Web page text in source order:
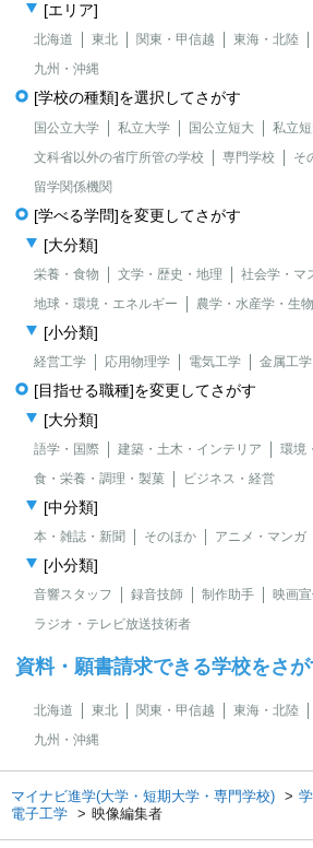
[エリア]
北海道 東北 関東・甲信越 東海・北陸
九州・沖縄
[学校の種類]を選択してさがす
国公立大学 私立大学 国公立短大 私立
文科省以外の省庁所管の学校
専門学校
そ
留学関係機関
[学べる学問]を変更してさがす
[大分類]
栄養・食物 文学・歴史・地理
社会学・マ
地球・環境・エネルギー
農学・水産学・生物
[小分類]
経営工学 応用物理学 電気工学 金属工学
[目指せる職種]を変更してさがす
[大分類]
語学・国際 建築・土木・インテリア
環境
食・栄養・調理・製菓
ビジネス・経営
[中分類]
本・雑誌・新聞 そのほか アニメ・マンガ
[小分類]
音響スタッフ 録音技師 制作助手
映画
ラジオ・テレビ放送技術者
資料・願書請求できる学校をさ
北海道 東北 関東・甲信越 東海・北陸
九州・沖縄
マイナビ進学(大学・短期大学・専門学校)
電子工学
映像編集者